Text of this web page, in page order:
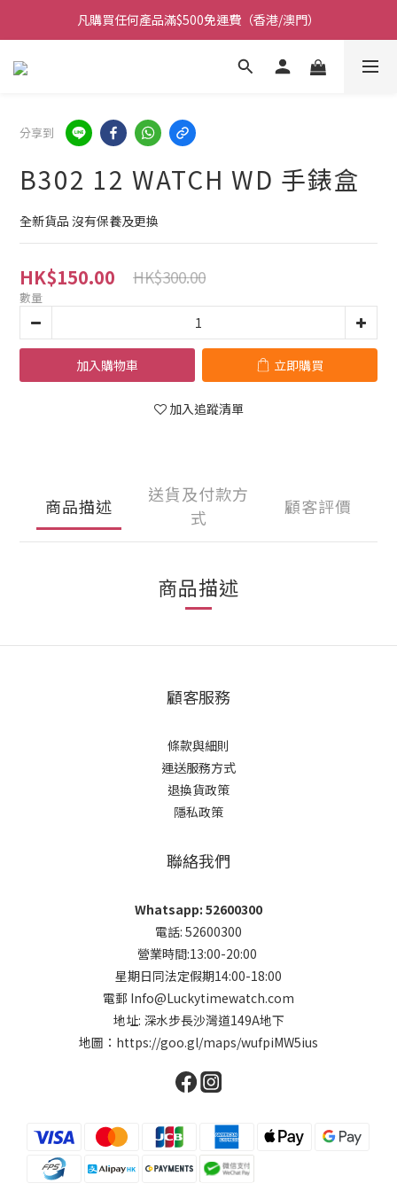
凡購買任何產品滿$500免運費（香港/澳門）
凡購買任何產品滿$500免運費（香港/澳門）
門市大量現貨超過三千款手錶 歡迎光臨
凡購買任何產品滿$500免運費（香港/澳門）
分享到
B302 12 WATCH WD 手錶盒
全新貨品 沒有保養及更換
HK$150.00 HK$300.00
數量
加入購物車 立即購買
加入追蹤清單
商品描述
送貨及付款方
式
顧客評價
商品描述
顧客服務
條款與細則
運送服務方式
退換貨政策
隱私政策
聯絡我們
Whatsapp: 52600300
電話: 52600300
營業時間:13:00-20:00
星期日同法定假期14:00-18:00
電郵 Info@Luckytimewatch.com
地址: 深水步長沙灣道149A地下
地圖： https://goo.gl/maps/wufpiMW5ius